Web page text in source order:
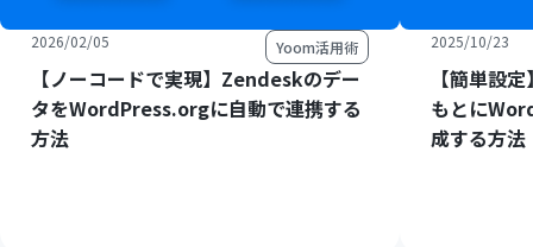
2026/02/05 Yoom活用術
【ノーコードで実現】Zendeskのデー
タをWordPress.orgに自動で連携する
方法
2025/10/23
【簡単設
もとに
成する方法